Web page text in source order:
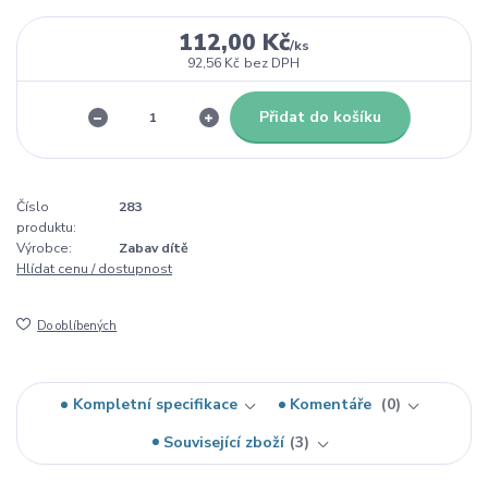
112,00 Kč/ks
92,56 Kč bez DPH
Přidat do košíku
Číslo
produktu:
283
Výrobce:
Zabav dítě
Hlídat cenu / dostupnost
Do oblíbených
Kompletní specifikace Komentáře
0
Související zboží 3